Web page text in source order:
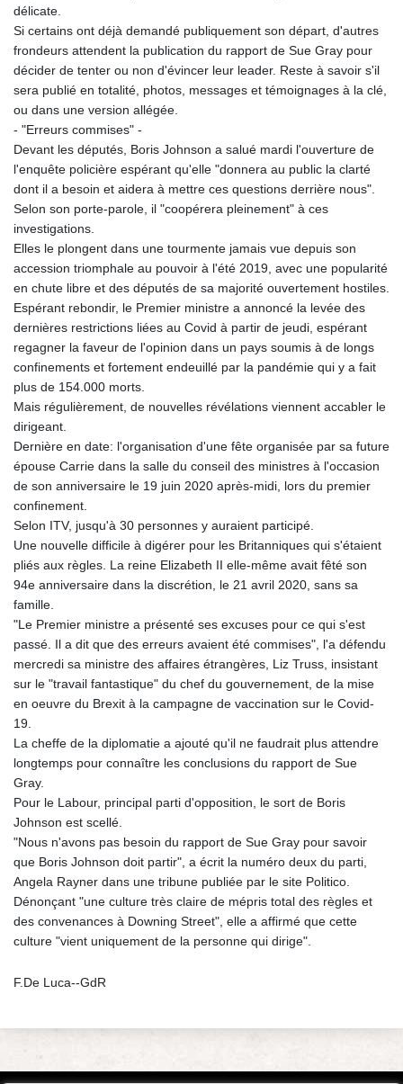
délicate.
Si certains ont déjà demandé publiquement son départ, d'autres
frondeurs attendent la publication du rapport de Sue Gray pour
décider de tenter ou non d'évincer leur leader. Reste à savoir s'il
sera publié en totalité, photos, messages et témoignages à la clé,
ou dans une version allégée.
- "Erreurs commises" -
Devant les députés, Boris Johnson a salué mardi l'ouverture de
l'enquête policière espérant qu'elle "donnera au public la clarté
dont il a besoin et aidera à mettre ces questions derrière nous".
Selon son porte-parole, il "coopérera pleinement" à ces
investigations.
Elles le plongent dans une tourmente jamais vue depuis son
accession triomphale au pouvoir à l'été 2019, avec une popularité
en chute libre et des députés de sa majorité ouvertement hostiles.
Espérant rebondir, le Premier ministre a annoncé la levée des
dernières restrictions liées au Covid à partir de jeudi, espérant
regagner la faveur de l'opinion dans un pays soumis à de longs
confinements et fortement endeuillé par la pandémie qui y a fait
plus de 154.000 morts.
Mais régulièrement, de nouvelles révélations viennent accabler le
dirigeant.
Dernière en date: l'organisation d'une fête organisée par sa future
épouse Carrie dans la salle du conseil des ministres à l'occasion
de son anniversaire le 19 juin 2020 après-midi, lors du premier
confinement.
Selon ITV, jusqu'à 30 personnes y auraient participé.
Une nouvelle difficile à digérer pour les Britanniques qui s'étaient
pliés aux règles. La reine Elizabeth II elle-même avait fêté son
94e anniversaire dans la discrétion, le 21 avril 2020, sans sa
famille.
"Le Premier ministre a présenté ses excuses pour ce qui s'est
passé. Il a dit que des erreurs avaient été commises", l'a défendu
mercredi sa ministre des affaires étrangères, Liz Truss, insistant
sur le "travail fantastique" du chef du gouvernement, de la mise
en oeuvre du Brexit à la campagne de vaccination sur le Covid-
19.
La cheffe de la diplomatie a ajouté qu'il ne faudrait plus attendre
longtemps pour connaître les conclusions du rapport de Sue
Gray.
Pour le Labour, principal parti d'opposition, le sort de Boris
Johnson est scellé.
"Nous n'avons pas besoin du rapport de Sue Gray pour savoir
que Boris Johnson doit partir", a écrit la numéro deux du parti,
Angela Rayner dans une tribune publiée par le site Politico.
Dénonçant "une culture très claire de mépris total des règles et
des convenances à Downing Street", elle a affirmé que cette
culture "vient uniquement de la personne qui dirige".
F.De Luca--GdR